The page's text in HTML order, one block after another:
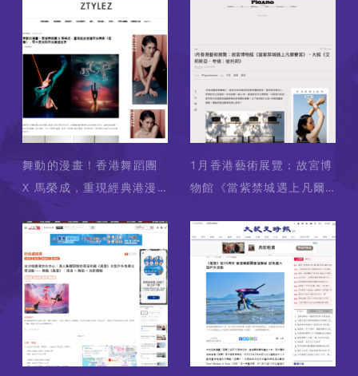
am730） 2025-01-10
舞動的漫畫！香港舞蹈團
X 馬榮成，重現經典港漫
家回到武俠異想世界（媒
體：STYLE） 2025-01-
09
1月香港藝術展覽：故宮博
物館《當紫禁城遇上凡爾
亞．夸德：彼托邦》（媒
體：Madame figaro）
2025-01-09